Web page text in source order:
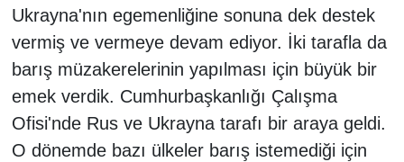
Ukrayna'nın egemenliğine sonuna dek destek
vermiş ve vermeye devam ediyor. İki tarafla da
barış müzakerelerinin yapılması için büyük bir
emek verdik. Cumhurbaşkanlığı Çalışma
Ofisi'nde Rus ve Ukrayna tarafı bir araya geldi.
O dönemde bazı ülkeler barış istemediği için